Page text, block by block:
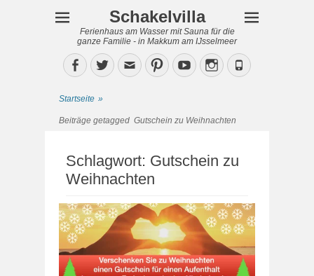
Schakelvilla
Ferienhaus am Wasser mit Sauna für die
ganze Familie - in Makkum am IJsselmeer
Facebook
TwitterEmailPinterestYouTubeInstagram
Phone
Startseite »
Beiträge getagged Gutschein zu Weihnachten
Schlagwort: Gutschein zu
Weihnachten